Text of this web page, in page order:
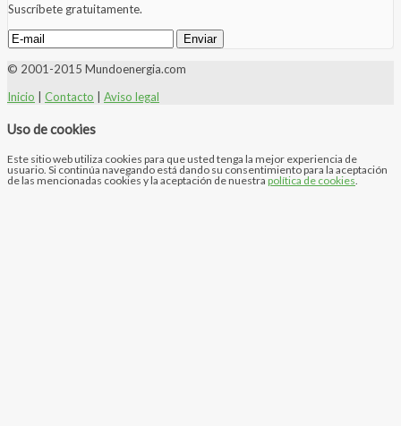
Suscríbete gratuitamente.
© 2001-2015 Mundoenergia.com
Inicio
Contacto Aviso legal
Uso de cookies
Este sitio web utiliza cookies para que usted tenga la mejor experiencia de
usuario. Si continúa navegando está dando su consentimiento para la aceptación
de las mencionadas cookies y la aceptación de nuestra política de cookies